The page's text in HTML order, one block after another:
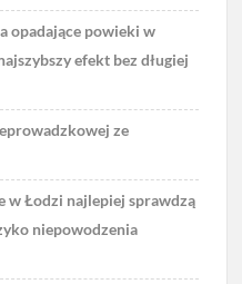
opadające powieki w
efekt bez długiej
ze
w Łodzi najlepiej sprawdzą
niepowodzenia